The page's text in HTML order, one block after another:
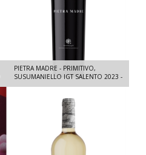
PIETRA MADRE - PRIMITIVO,
SUSUMANIELLO IGT SALENTO 2023 -